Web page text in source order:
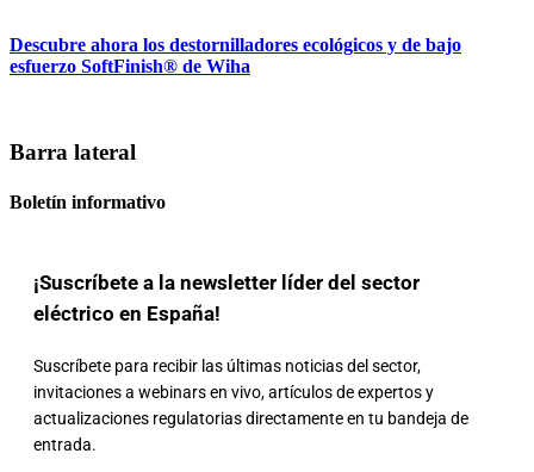
Descubre ahora los destornilladores ecológicos y de bajo
esfuerzo SoftFinish® de Wiha
Barra lateral
Boletín informativo
¡Suscríbete a la newsletter líder del sector
eléctrico en España!
Suscríbete para recibir las últimas noticias del sector,
invitaciones a webinars en vivo, artículos de expertos y
actualizaciones regulatorias directamente en tu bandeja de
entrada.